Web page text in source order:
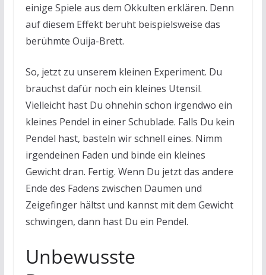
einige Spiele aus dem Okkulten erklären. Denn
auf diesem Effekt beruht beispielsweise das
berühmte Ouija-Brett.
So, jetzt zu unserem kleinen Experiment. Du
brauchst dafür noch ein kleines Utensil.
Vielleicht hast Du ohnehin schon irgendwo ein
kleines Pendel in einer Schublade. Falls Du kein
Pendel hast, basteln wir schnell eines. Nimm
irgendeinen Faden und binde ein kleines
Gewicht dran. Fertig. Wenn Du jetzt das andere
Ende des Fadens zwischen Daumen und
Zeigefinger hältst und kannst mit dem Gewicht
schwingen, dann hast Du ein Pendel.
Unbewusste